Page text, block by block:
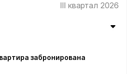
III квартал 2026
забронирована